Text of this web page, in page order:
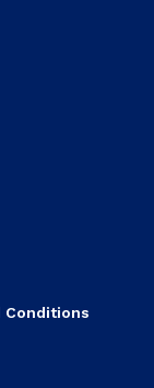
Conditions